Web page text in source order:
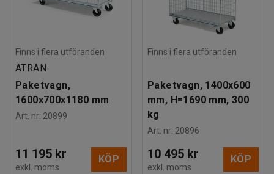
Finns i flera utföranden
ÄTRAN
Paketvagn,
1600x700x1180 mm
Art. nr: 20899
11 195 kr
exkl. moms
KÖP
Finns i flera utföranden
Paketvagn, 1400x600
mm, H=1690 mm, 300
kg
Art. nr: 20896
10 495 kr
exkl. moms
KÖP